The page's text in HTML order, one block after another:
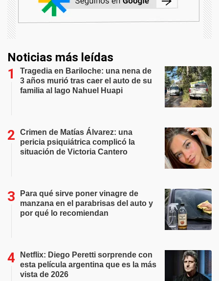
Noticias más leídas
Tragedia en Bariloche: una nena de
3 años murió tras caer el auto de su
familia al lago Nahuel Huapi
Crimen de Matías Álvarez: una
pericia psiquiátrica complicó la
situación de Victoria Cantero
Para qué sirve poner vinagre de
manzana en el parabrisas del auto y
por qué lo recomiendan
Netflix: Diego Peretti sorprende con
esta película argentina que es la más
vista de 2026